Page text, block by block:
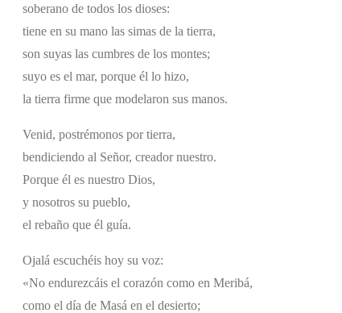
soberano de todos los dioses:
tiene en su mano las simas de la tierra,
son suyas las cumbres de los montes;
suyo es el mar, porque él lo hizo,
la tierra firme que modelaron sus manos.
Venid, postrémonos por tierra,
bendiciendo al Señor, creador nuestro.
Porque él es nuestro Dios,
y nosotros su pueblo,
el rebaño que él guía.
Ojalá escuchéis hoy su voz:
«No endurezcáis el corazón como en Meribá,
como el día de Masá en el desierto;